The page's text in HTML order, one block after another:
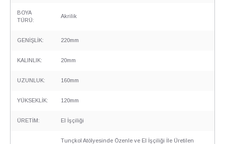
BOYA
TÜRÜ:
Akrilik
GENİŞLİK: 220mm
KALINLIK: 20mm
UZUNLUK: 160mm
YÜKSEKLİK: 120mm
ÜRETİM: El İşçiliği
Tunçkol Atölyesinde Özenle ve El İşçiliği İle Üretilen